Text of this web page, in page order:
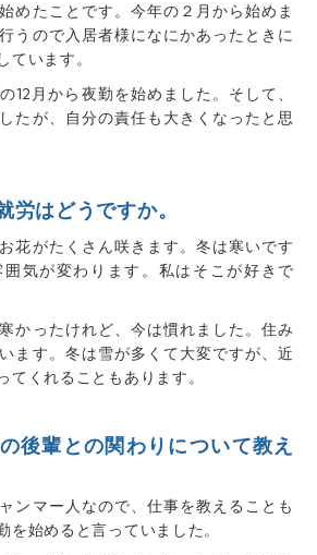
めたことです。今年の２月から始めま
うので入居者様になにかあったときに
ています。
12月から夜勤を始めました。そして、
たが、自分の責任も大きくなったと思
労はどうですか。
花がたくさん咲きます。冬は寒いです
気が変わります。私はそこが好きで
かったけれど、今は慣れました。住み
ます。冬は雪が多くて大変ですが、近
てくれることもあります。
後輩との関わりについて教え
ンマー人なので、仕事を教えることも
を始めると言っていました。